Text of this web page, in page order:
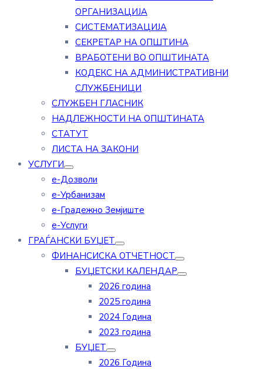
ОРГАНИЗАЦИЈА
СИСТЕМАТИЗАЦИЈА
СЕКРЕТАР НА ОПШТИНА
ВРАБОТЕНИ ВО ОПШТИНАТА
КОДЕКС НА АДМИНИСТРАТИВНИ
СЛУЖБЕНИЦИ
СЛУЖБЕН ГЛАСНИК
НАДЛЕЖНОСТИ НА ОПШТИНАТА
СТАТУТ
ЛИСТА НА ЗАКОНИ
УСЛУГИ
е-Дозволи
е-Урбанизам
е-Градежно Земјиште
е-Услуги
ГРАЃАНСКИ БУЏЕТ
ФИНАНСИСКА ОТЧЕТНОСТ
БУЏЕТСКИ КАЛЕНДАР
2026 година
2025 година
2024 Година
2023 година
БУЏЕТ
2026 Година